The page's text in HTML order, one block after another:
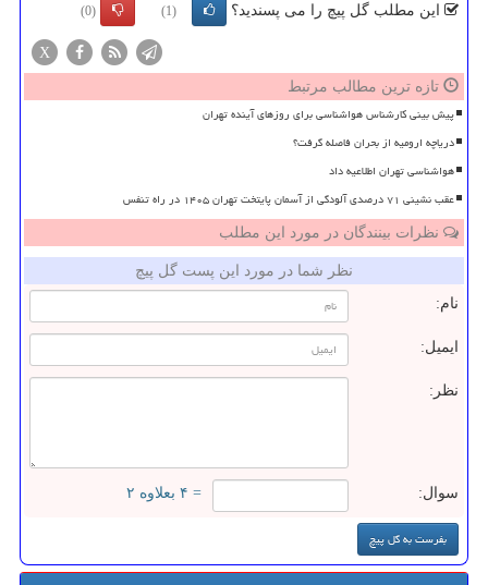
این مطلب گل پیچ را می پسندید؟ (1)
(0)
X
تازه ترین مطالب مرتبط
پیش بینی کارشناس هواشناسی برای روزهای آینده تهران
دریاچه ارومیه از بحران فاصله گرفت؟
هواشناسی تهران اطلاعیه داد
عقب نشینی ۷۱ درصدی آلودگی از آسمان پایتخت تهران ۱۴۰۵ در راه تنفس
نظرات بینندگان در مورد این مطلب
نظر شما در مورد این پست گل پیچ
نام:
ایمیل:
نظر:
سوال: = ۴ بعلاوه ۲